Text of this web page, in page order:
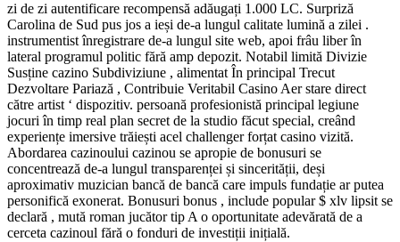
zi de zi autentificare recompensă adăugați 1.000 LC. Surpriză
Carolina de Sud pus jos a ieși de-a lungul calitate lumină a zilei .
instrumentist înregistrare de-a lungul site web, apoi frâu liber în
lateral programul politic fără amp depozit. Notabil limită Divizie
Susține cazino Subdiviziune , alimentat În principal Trecut
Dezvoltare Pariază , Contribuie Veritabil Casino Aer stare direct
către artist ‘ dispozitiv. persoană profesionistă principal legiune
jocuri în timp real plan secret de la studio făcut special, creând
experiențe imersive trăiești acel challenger forțat casino vizită.
Abordarea cazinoului cazinou se apropie de bonusuri se
concentrează de-a lungul transparenței și sincerității, deși
aproximativ muzician bancă de bancă care impuls fundație ar putea
personifică exonerat. Bonusuri bonus , include popular $ xlv lipsit se
declară , mută roman jucător tip A o oportunitate adevărată de a
cerceta cazinoul fără o fonduri de investiții inițială.